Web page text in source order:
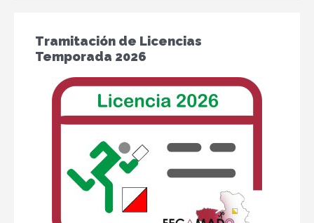
Tramitación de Licencias
Temporada 2026